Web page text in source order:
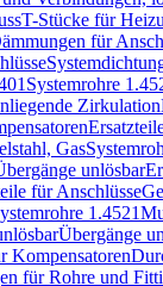
T-Stücke für
für
Systemrohre
Zirkulation
Gas
unlösbar
für Anschlüsse
1.4521
Übergänge
Kompensatoren
für Rohre und